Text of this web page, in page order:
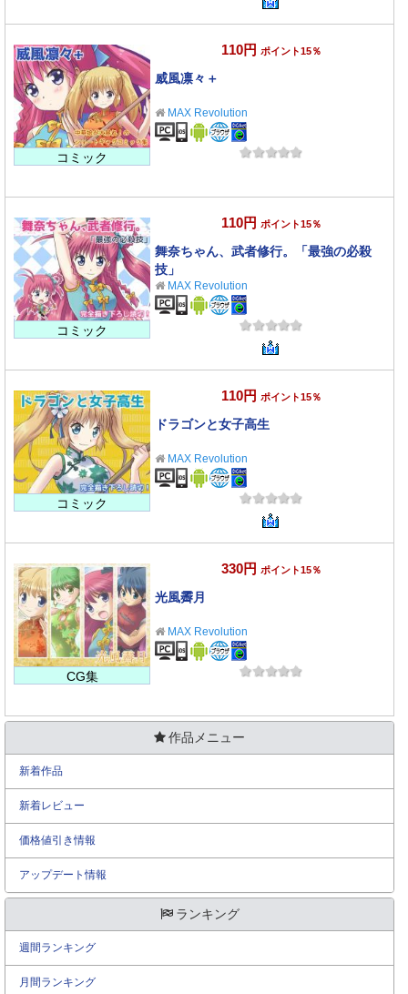
コミック
110円 ポイント15％
威風凛々＋
MAX Revolution
コミック
110円 ポイント15％
舞奈ちゃん、武者修行。「最強の必殺
技」
MAX Revolution
コミック
110円 ポイント15％
ドラゴンと女子高生
MAX Revolution
CG集
330円 ポイント15％
光風霽月
MAX Revolution
作品メニュー
新着作品
新着レビュー
価格値引き情報
アップデート情報
ランキング
週間ランキング
月間ランキング